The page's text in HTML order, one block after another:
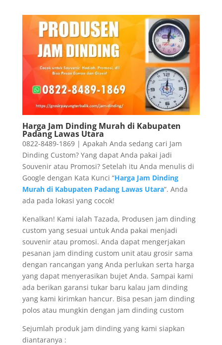
Harga Jam Dinding Murah di Kabupaten
Padang Lawas Utara
0822-8489-1869 | Apakah Anda sedang cari Jam
Dinding Custom? Yang dapat Anda pakai jadi
Souvenir atau Promosi? Setelah itu Anda menulis di
Google dengan Kata Kunci “Harga Jam Dinding
Murah di Kabupaten Padang Lawas Utara“. Anda
ada pada lokasi yang cocok!
Kenalkan! Kami ialah Tazada, Produsen jam dinding
custom yang sesuai untuk Anda pakai menjadi
souvenir atau promosi. Anda dapat mengerjakan
pesanan jam dinding custom unit atau grosir sama
dengan rancangan yang Anda perlukan serta harga
yang dapat menyerasikan bujet Anda. Sampai kami
ada berikan garansi tukar baru kalau jam dinding
yang kami kirimkan hancur. Bisa pesan jam dinding
polos atau mungkin dengan jam dinding custom
Sejumlah produk jam dinding yang kami siapkan
diantaranya :